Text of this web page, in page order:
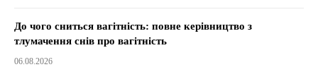
До чого сниться вагітність: повне керівництво з
тлумачення снів про вагітність
06.08.2026